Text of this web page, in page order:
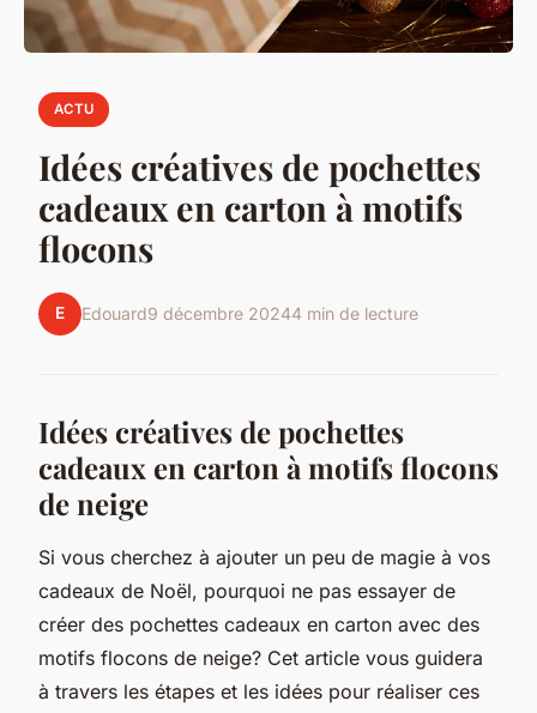
ACTU
Idées créatives de pochettes
cadeaux en carton à motifs
flocons
E Edouard9 décembre 20244 min de lecture
Idées créatives de pochettes
cadeaux en carton à motifs flocons
de neige
Si vous cherchez à ajouter un peu de magie à vos
cadeaux de Noël, pourquoi ne pas essayer de
créer des pochettes cadeaux en carton avec des
motifs flocons de neige? Cet article vous guidera
à travers les étapes et les idées pour réaliser ces